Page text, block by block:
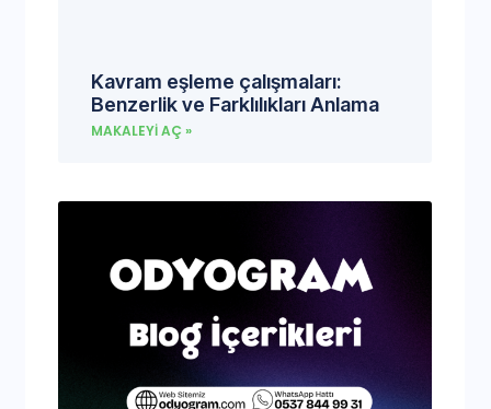
Kavram eşleme çalışmaları:
Benzerlik ve Farklılıkları Anlama
MAKALEYI AÇ »